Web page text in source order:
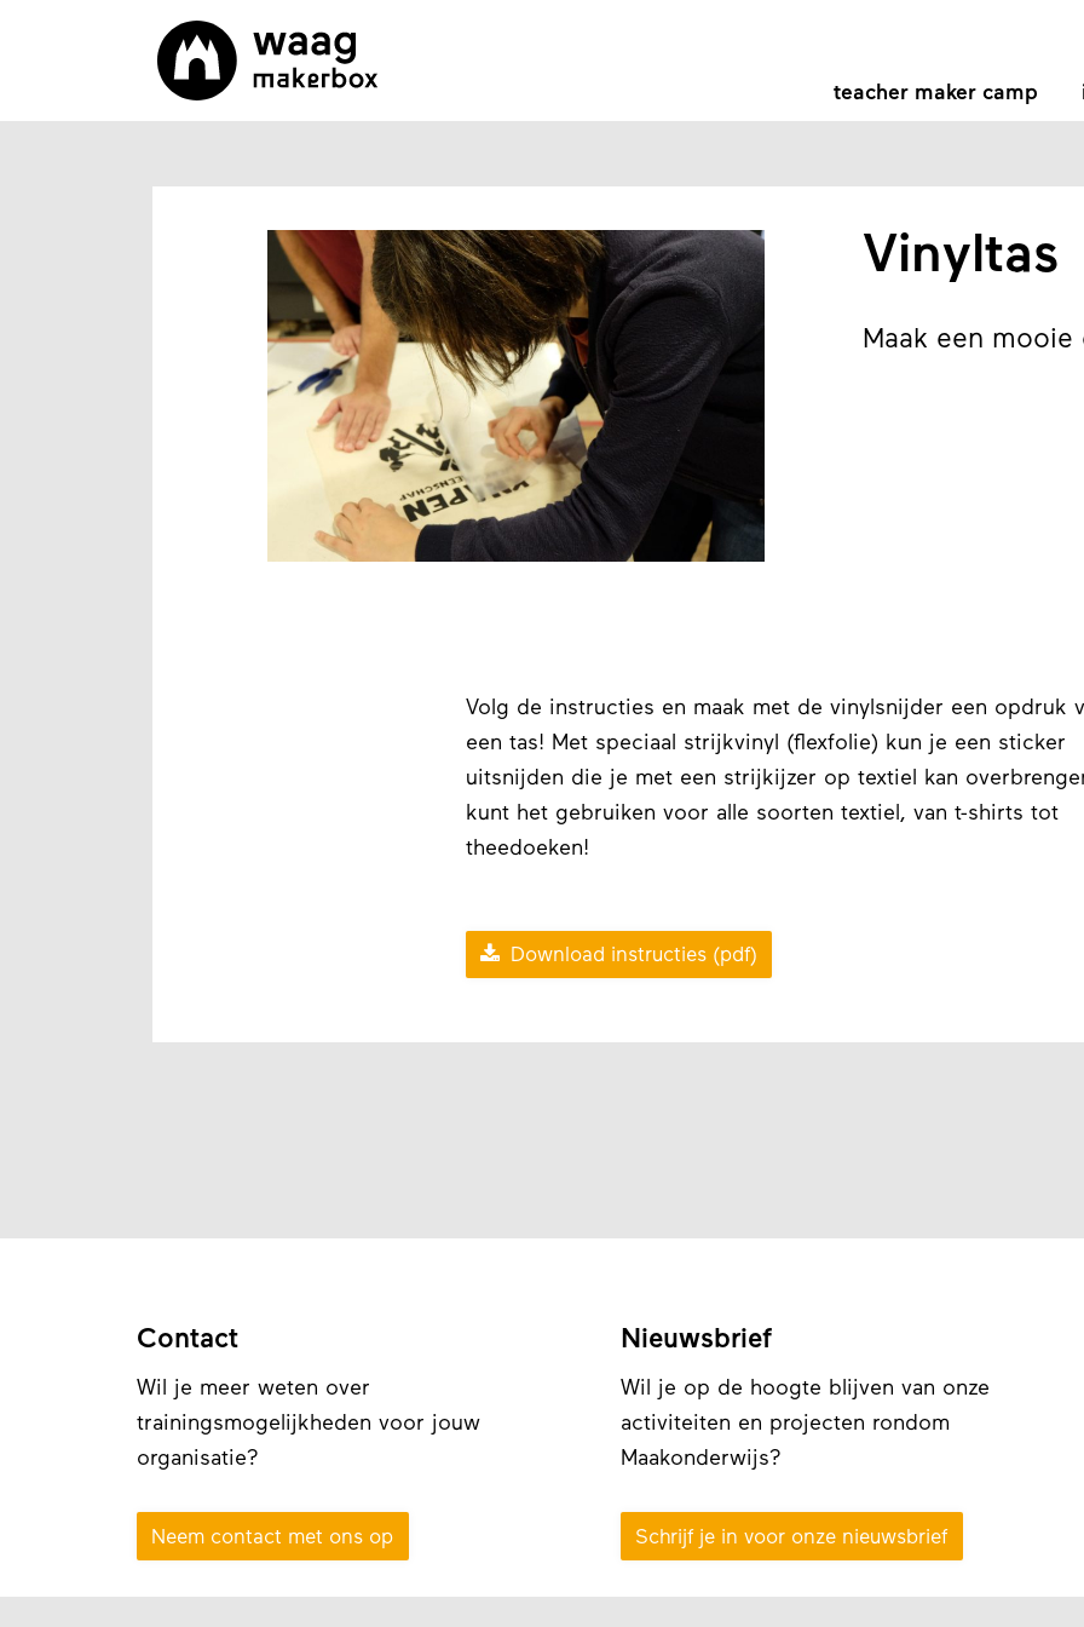
teacher maker camp
Vinyltas
Maak een
Volg de instructies en maak met de vinylsnijder een opdruk
een tas! Met speciaal strijkvinyl (flexfolie) kun je een sticker
uitsnijden die je met een strijkijzer op textiel kan
kunt het gebruiken voor alle soorten textiel, van t-shirts tot
theedoeken!
 Download instructies (pdf)
Contact
Wil je meer weten over
trainingsmogelijkheden voor jouw
organisatie?
Neem contact met ons op
Nieuwsbrief
Wil je op de hoogte blijven van onze
activiteiten en projecten rondom
Maakonderwijs?
Schrijf je in voor onze nieuwsbrief